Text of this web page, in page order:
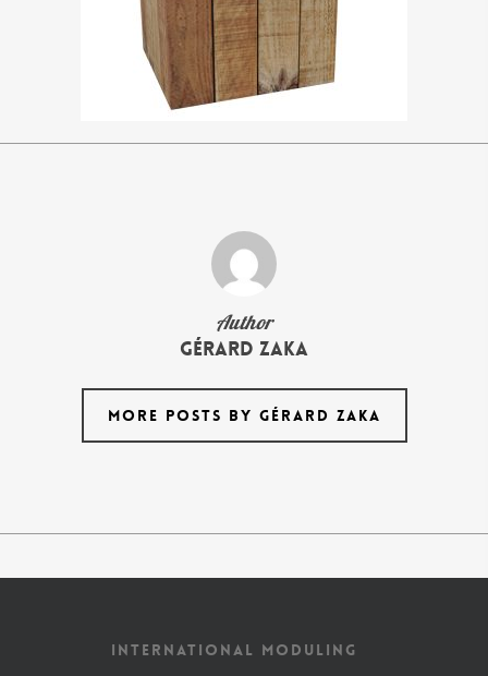
Author
Gérard Zaka
MORE POSTS BY GÉRARD ZAKA
INTERNATIONAL MODULING